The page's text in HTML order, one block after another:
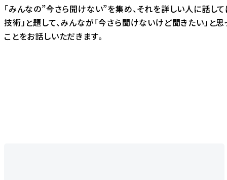
「みんなの”今さら聞けない”を集め、それを詳しい人に話し
技術」と題して、みんなが「今さら聞けないけど聞きたい」と
ことをお話しいただきます。